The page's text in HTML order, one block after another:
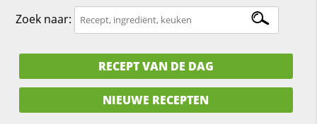
Zoek naar:
RECEPT VAN DE DAG
NIEUWE RECEPTEN